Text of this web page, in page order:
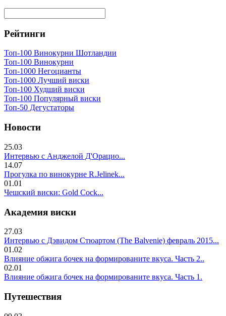
Рейтинги
Топ-100 Винокурни Шотландии
Топ-100 Винокурни
Топ-1000 Негоцианты
Топ-1000 Лучший виски
Топ-100 Худший виски
Топ-100 Популярный виски
Топ-50 Дегустаторы
Новости
25.03
Интервью с Анджелой Д'Орацио...
14.07
Прогулка по винокурне R.Jelinek...
01.01
Чешский виски: Gold Cock...
Академия виски
27.03
Интервью с Дэвидом Стюартом (The Balvenie) февраль 2015...
01.02
Влияние обжига бочек на формированите вкуса. Часть 2..
02.01
Влияние обжига бочек на формированите вкуса. Часть 1.
Путешествия